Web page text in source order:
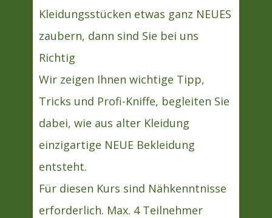
Kleidungsstücken etwas ganz NEUES
zaubern, dann sind Sie bei uns
Richtig
Wir zeigen Ihnen wichtige Tipp,
Tricks und Profi-Kniffe, begleiten Sie
dabei, wie aus alter Kleidung
einzigartige NEUE Bekleidung
entsteht.
Für diesen Kurs sind Nähkenntnisse
erforderlich. Max. 4 Teilnehmer